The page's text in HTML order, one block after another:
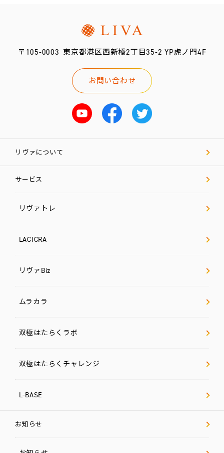
〒105-0003 東京都港区西新橋2丁目35-2 YP虎ノ門4F
お問い合わせ
リヴァについて
サービス
リヴァトレ
LACICRA
リヴァBiz
ムラカラ
双極はたらくラボ
双極はたらくチャレンジ
L-BASE
お知らせ